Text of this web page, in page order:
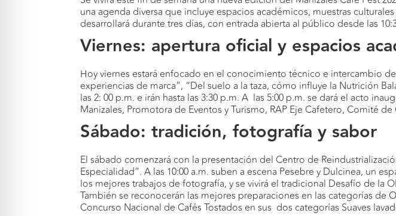
una agenda diversa que incluye espacios académicos, muestras
desarrollará durante tres días, con entrada abierta al público desde las
Viernes: apertura oficial y espacios
Hoy viernes estará enfocado en el conocimiento técnico e intercambio
experiencias de marca”, “Del suelo a la taza, cómo influye la Nutrición
las 2: 00 p.m. e irán hasta las 3:30 p.m. A las 5:00 p.m. se dará el acto
Manizales, Promotora de Eventos y Turismo, RAP Eje Cafetero, Comité
Sábado: tradición, fotografía y sabor
El sábado comenzará con la presentación del Centro de
Especialidad”. A las 10:00 a.m. suben a escena Pesebre y Dulcinea, un
los mejores trabajos de fotografía, y se vivirá el tradicional Desafío de la
También se reconocerán las mejores preparaciones en las categorías
Concurso Nacional de Cafés Tostados en sus dos categorías Suaves